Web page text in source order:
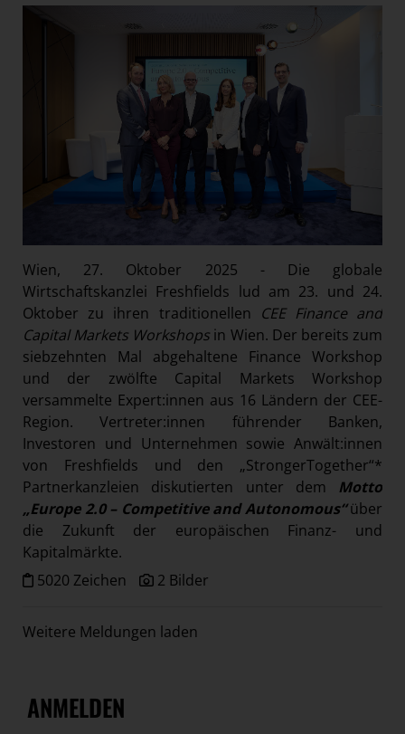
Wien, 27. Oktober 2025 - Die globale
Wirtschaftskanzlei Freshfields lud am 23. und 24.
Oktober zu ihren traditionellen CEE Finance and
Capital Markets Workshops in Wien. Der bereits zum
siebzehnten Mal abgehaltene Finance Workshop
und der zwölfte Capital Markets Workshop
versammelte Expert:innen aus 16 Ländern der CEE-
Region. Vertreter:innen führender Banken,
Investoren und Unternehmen sowie Anwält:innen
von Freshfields und den „StrongerTogether“*
Partnerkanzleien diskutierten unter dem Motto
„Europe 2.0 – Competitive and Autonomous“über
die Zukunft der europäischen Finanz- und
Kapitalmärkte.
5020 Zeichen
2 Bilder
Weitere Meldungen laden
ANMELDEN